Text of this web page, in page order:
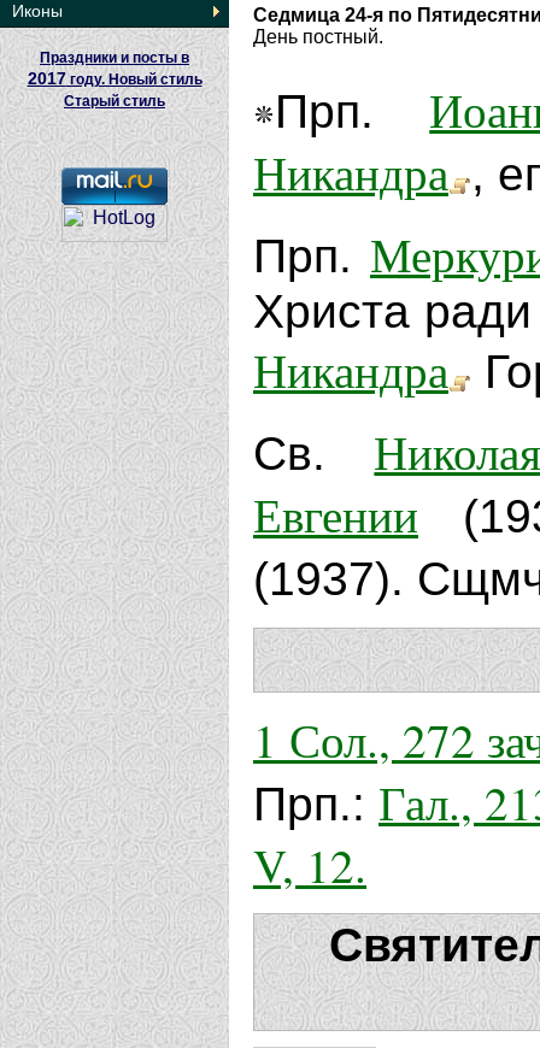
Иконы
Праздники и посты в
2017году. Новый стиль
Старый стиль
Седмица 24-я по
День постный.
Прп.
Никандра ,
Прп.
Христа
Никандра
Св.
Евгении
(1937).
1 Сол., 272
Прп.: Гал.,
V, 12.